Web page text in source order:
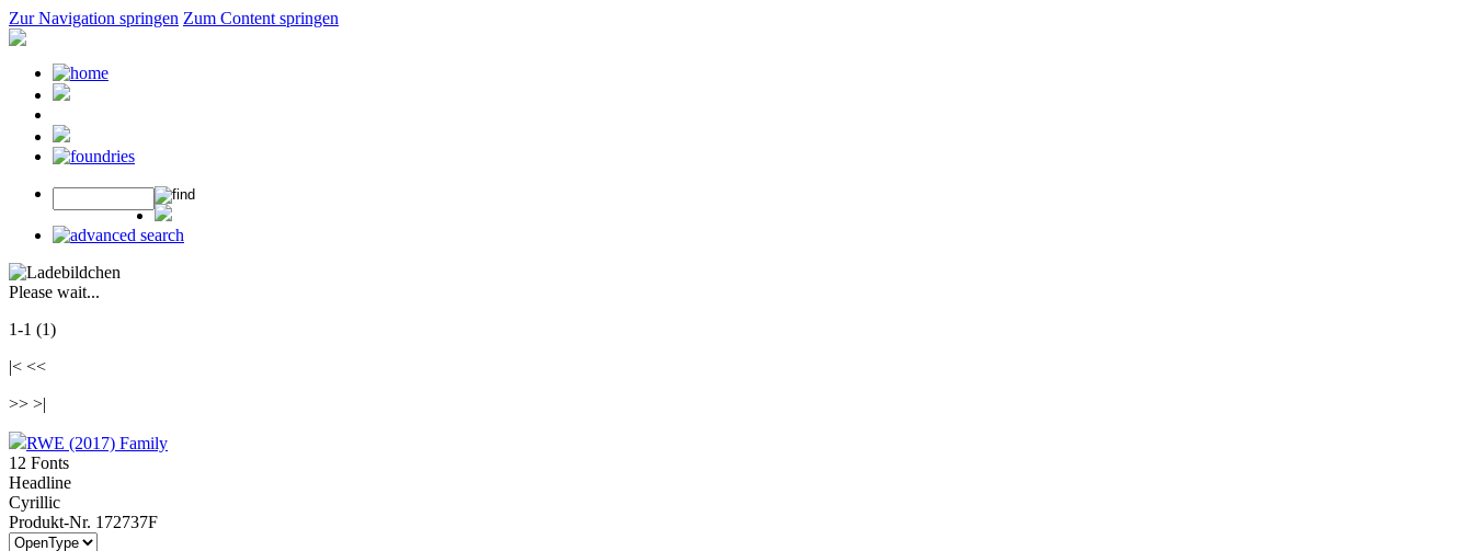
Zur Navigation springen Zum Content springen
Please wait...
1-1 (1)
|< <<
>> >|
RWE (2017) Family
12 Fonts
Headline
Cyrillic
Produkt-Nr. 172737F